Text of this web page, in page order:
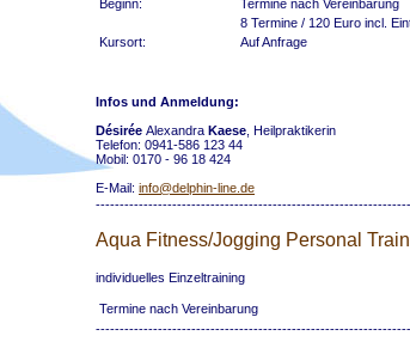
Beginn:
Termine nach Vereinbarung
8 Termine / 120 Euro incl.
Kursort:
Auf Anfrage
Infos und Anmeldung:
Désirée Alexandra Kaese , Heilpraktikerin
Telefon: 0941-586 123 44
Mobil: 0170 - 96 18 424
E-Mail: info@delphin-line.de
Aqua Fitness/Jogging Personal
individuelles Einzeltraining
Termine nach Vereinbarung